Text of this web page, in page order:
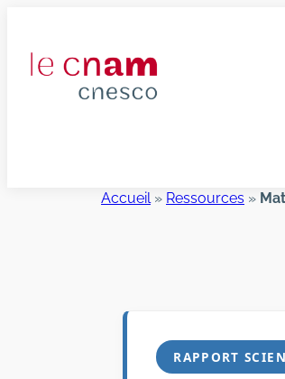
contenu
Accueil» Ressources »
RAPPORT